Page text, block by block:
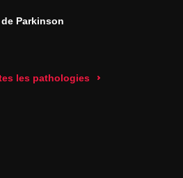
Parkinson
les pathologies